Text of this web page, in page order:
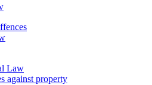
Law
against property